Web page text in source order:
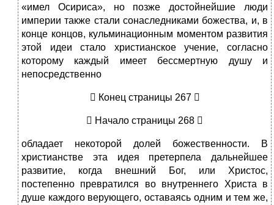
«имел Осириса», но позже достойнейшие люди
империи также стали сонаследниками божества, и, в
конце концов, кульминационным моментом развития
этой идеи стало христианское учение, согласно
которому каждый имеет бессмертную душу и
непосредственно
 Конец страницы 267 
 Начало страницы 268 
обладает некоторой долей божественности. В
христианстве эта идея претерпела дальнейшее
развитие, когда внешний Бог, или Христос,
постепенно превратился во внутреннего Христа в
душе каждого верующего, оставаясь одним и тем же,